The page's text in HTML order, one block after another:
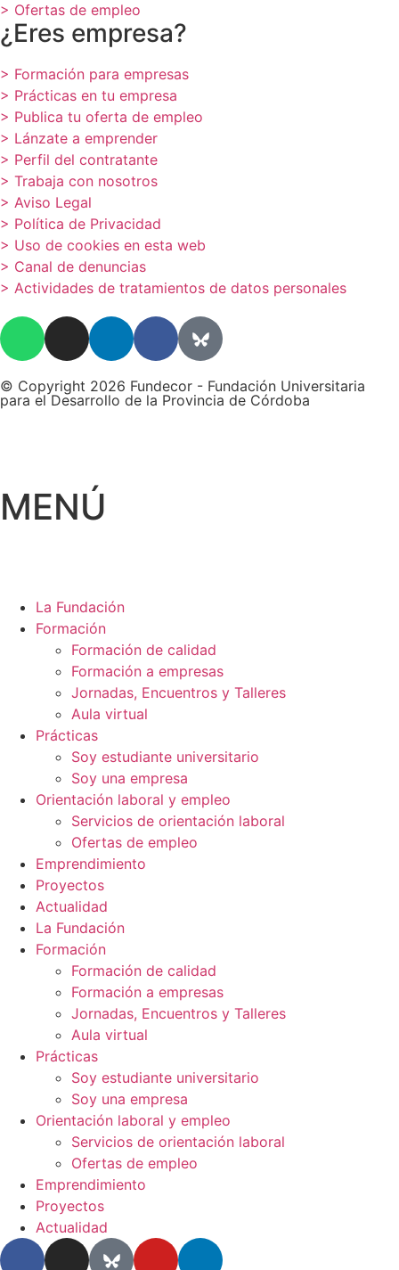
> Ofertas de empleo
¿Eres empresa?
> Formación para empresas
> Prácticas en tu empresa
> Publica tu oferta de empleo
> Lánzate a emprender
> Perfil del contratante
> Trabaja con nosotros
> Aviso Legal
> Política de Privacidad
> Uso de cookies en esta web
> Canal de denuncias
> Actividades de tratamientos de datos personales
© Copyright 2026 Fundecor - Fundación Universitaria
para el Desarrollo de la Provincia de Córdoba
MENÚ
La Fundación
Formación
Formación de calidad
Formación a empresas
Jornadas, Encuentros y Talleres
Aula virtual
Prácticas
Soy estudiante universitario
Soy una empresa
Orientación laboral y empleo
Servicios de orientación laboral
Ofertas de empleo
Emprendimiento
Proyectos
Actualidad
La Fundación
Formación
Formación de calidad
Formación a empresas
Jornadas, Encuentros y Talleres
Aula virtual
Prácticas
Soy estudiante universitario
Soy una empresa
Orientación laboral y empleo
Servicios de orientación laboral
Ofertas de empleo
Emprendimiento
Proyectos
Actualidad